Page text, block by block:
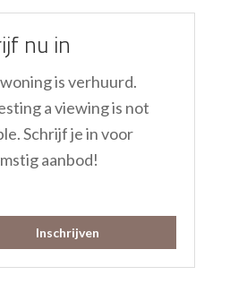
nu in
is verhuurd.
a viewing is not
Schrijf je in voor
aanbod!
Inschrijven